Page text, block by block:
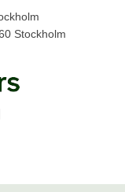
Stockholm